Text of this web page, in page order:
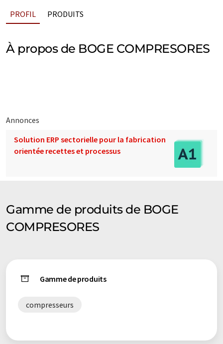
PROFIL PRODUITS
À propos de BOGE COMPRESORES
Annonces
Solution ERP sectorielle pour la fabrication
orientée recettes et processus
Gamme de produits de BOGE
COMPRESORES
Gamme de produits
compresseurs